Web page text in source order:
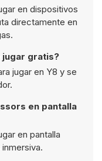
en dispositivos
directamente en
jugar gratis?
jugar en Y8 y se
en pantalla
en pantalla